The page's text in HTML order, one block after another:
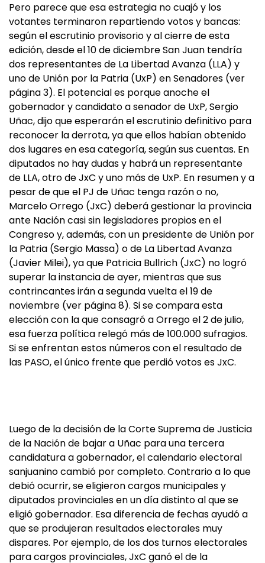
Pero parece que esa estrategia no cuajó y los
votantes terminaron repartiendo votos y bancas:
según el escrutinio provisorio y al cierre de esta
edición, desde el 10 de diciembre San Juan tendría
dos representantes de La Libertad Avanza (LLA) y
uno de Unión por la Patria (UxP) en Senadores (ver
página 3). El potencial es porque anoche el
gobernador y candidato a senador de UxP, Sergio
Uñac, dijo que esperarán el escrutinio definitivo para
reconocer la derrota, ya que ellos habían obtenido
dos lugares en esa categoría, según sus cuentas. En
diputados no hay dudas y habrá un representante
de LLA, otro de JxC y uno más de UxP. En resumen y a
pesar de que el PJ de Uñac tenga razón o no,
Marcelo Orrego (JxC) deberá gestionar la provincia
ante Nación casi sin legisladores propios en el
Congreso y, además, con un presidente de Unión por
la Patria (Sergio Massa) o de La Libertad Avanza
(Javier Milei), ya que Patricia Bullrich (JxC) no logró
superar la instancia de ayer, mientras que sus
contrincantes irán a segunda vuelta el 19 de
noviembre (ver página 8). Si se compara esta
elección con la que consagró a Orrego el 2 de julio,
esa fuerza política relegó más de 100.000 sufragios.
Si se enfrentan estos números con el resultado de
las PASO, el único frente que perdió votos es JxC.
Luego de la decisión de la Corte Suprema de Justicia
de la Nación de bajar a Uñac para una tercera
candidatura a gobernador, el calendario electoral
sanjuanino cambió por completo. Contrario a lo que
debió ocurrir, se eligieron cargos municipales y
diputados provinciales en un día distinto al que se
eligió gobernador. Esa diferencia de fechas ayudó a
que se produjeran resultados electorales muy
dispares. Por ejemplo, de los dos turnos electorales
para cargos provinciales, JxC ganó el de la